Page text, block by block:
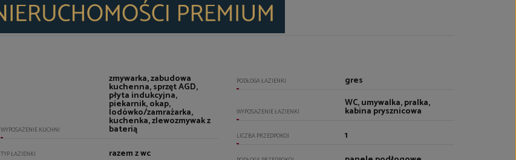
WYPOSAŻENIE KUCHNI
zmywarka, zabudowa
kuchenna, sprzęt AGD,
płyta indukcyjna,
piekarnik, okap,
lodówko/zamrażarka,
kuchenka, zlewozmywak z
baterią
TYP ŁAZIENKI razem z wc
PODŁOGA ŁAZIENKI gres
WYPOSAŻENIE ŁAZIENKI
WC, umywalka, pralka,
kabina prysznicowa
LICZBA PRZEDPOKOI 1